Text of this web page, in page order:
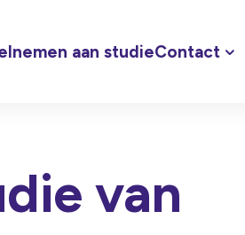
aan studieContact
van